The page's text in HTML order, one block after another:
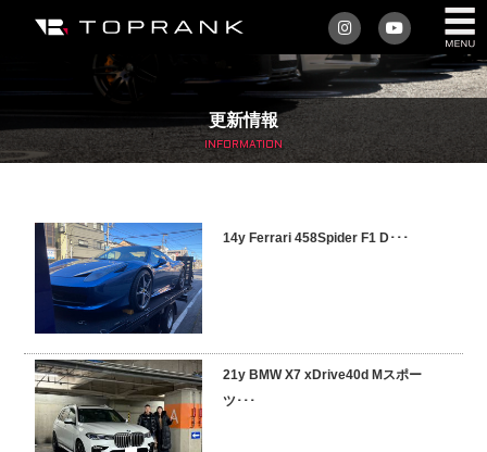
私たちについて
車を買う
アフターサービス
車を売る
店舗/スタッフ情報
インフォメーション
更新情報
INFORMATION
14y Ferrari 458Spider F1 D･･･
21y BMW X7 xDrive40d Mスポー
ツ･･･